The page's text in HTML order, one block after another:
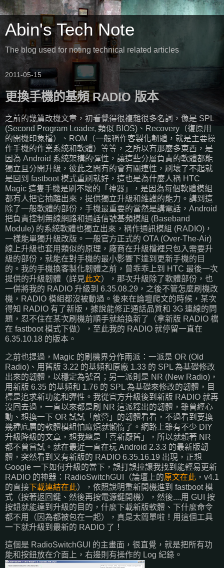
Abin's Tech Note
The blog used for noting technical related articles
2011-05-15
更換手機的基頻 RADIO 版本
之前的幾篇改機文章，初看覺得很複雜很多名詞，像是 SPL
(Second Program Loader, 類似 BIOS)、Recovery（復原用
的開機印象檔）、ROM（一般稱作客製化韌體，就是主要操
作手機的作業系統和軟體）等等，之所以有那麼多東西，是
因為 Android 系統架構的彈性，讓這些分層負責的軟體都能
獨立且分開升級，彼此之間有的會有關連性，刷壞了不起就
是回到 fastboot 模式重刷就好，這也是為什麼人稱 HTC
Magic 這隻手機是刷不壞的「神器」，是因為每個軟體模組
都有人把它抽離出來，提供獨立升級和維護的能力。講到這
除了一般軟體的部份，手機最重要的當然是講電話，Android
把負責控制無線網路和通話信號基頻模組 (Baseband
Module) 的系統軟體也獨立出來，稱作通訊模組 (RADIO)，
一樣能單獨升級改版。一般官方正式的 OTA (Over-The-Air)
線上升級也套用類似的原理，廠商在升級檔裡只包入需要升
級的部份，就能在對手機的最小影響下達到更新手機的目
的。我的手機換客製化韌體之前，曾乖乖上到 HTC 最後一次
提供的升級韌體（詳見此文），那次升級除了軟體部份，也
一併將我的 RADIO 升級到 6.35.08.29，之後不管怎麼刷機改
機，RADIO 模組都沒被動過。後來在論壇爬文的時候，某次
得知 RADIO 有了新版，據說能修正通話品質和 3G 連線的問
題，忍不住在某次刷機前順手就給換新了（拿新版 RADIO 檔
在 fastboot 模式下做），至此我的 RADIO 就停留一直在
6.35.10.18 的版本。
之前也提過，Magic 的刷機界分作兩派：一派是 OR (Old
Radio)、用舊版 3.22 的基頻和原廠 1.33 的 SPL 為基礎修改
出來的韌體，以穩定為號召；另一派則是 NR (New Radio)，
用新版 6.35 的基頻和 1.76 的 SPL 為基礎來修改的韌體，目
標是追求新功能和彈性。我從官方升級後到新版 RADIO 就再
沒回去過，一直以來都是刷 NR 這派釋出的韌體，雖曾經心
動、想換一下 OR 試試「敵營」的韌體看看，不過看到要換
幾種底層的軟體模組怕麻煩就懶惰了。網路上雖有不少 DIY
升級降級的文章，想我總是「喜新厭舊」，所以就賴著 NR
都不曾嘗試。就在最近一直在玩 Android 2.3.3 的最新版韌
體，突然看到又有新版的 RADIO 6.35.16.19 出現，正想
Google 一下如何升級的當下，誤打誤撞讓我找到能輕易更新
RADIO 的神器：RadioSwitchGUI（論壇上的原文在此 ，v4.1
的直接下載連結在此），依照說明重新開機進到 fastboot 模
式（按著返回鍵、然後再按電源鍵開機），然後....用 GUI 按
按鈕就能達到升級的目的，什麼下載新版軟體、下什麼命令
都不用（因為都被包在一起），真是太簡單啦！用這個工具
一下就升級到最新的 RADIO 了！
這個是 RadioSwitchGUI 的主畫面，很直覺，就是把所有功
能和按鈕放在介面上，右邊則有操作的 Log 紀錄。